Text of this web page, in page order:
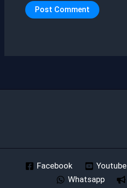
Facebook Youtube
Whatsapp